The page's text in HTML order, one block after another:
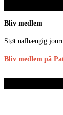
Bliv medlem
Støt uafhængig
Bliv medlem på